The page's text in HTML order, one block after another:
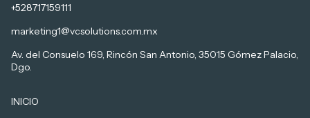
+528717159111
marketing1@vcsolutions.com.mx
Av. del Consuelo 169, Rincón San Antonio, 35015 Gómez Palacio,
Dgo.
INICIO